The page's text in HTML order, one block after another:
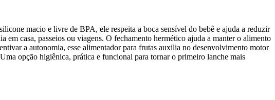
macio e livre de BPA, ele respeita a boca sensível do bebê e ajuda a reduzir
casa, passeios ou viagens. O fechamento hermético ajuda a manter o alimento
a autonomia, esse alimentador para frutas auxilia no desenvolvimento motor
opção higiênica, prática e funcional para tornar o primeiro lanche mais